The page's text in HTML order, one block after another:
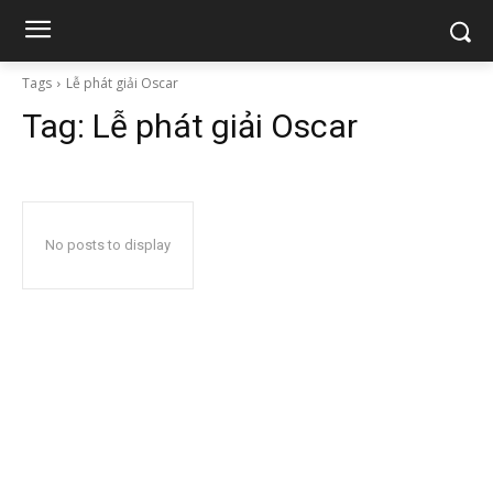
Tags Lễ phát giải Oscar
Tag: Lễ phát giải Oscar
No posts to display